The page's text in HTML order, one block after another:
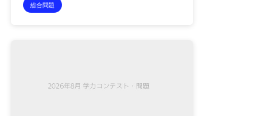
総合問題